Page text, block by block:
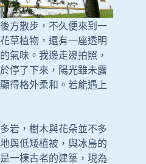
方散步，不久便來到一
草植物，還有一座透明
氣味。我邊走邊拍照，
停了下來，陽光雖未露
得格外柔和。若能遇上
岩，樹木與花朵並不多
與低矮植被，與冰島的
一棟古老的建築，現為